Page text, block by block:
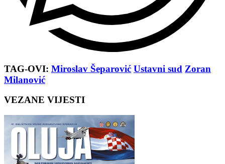
TAG-OVI: Miroslav Šeparović Ustavni sud Zoran
Milanović
VEZANE VIJESTI